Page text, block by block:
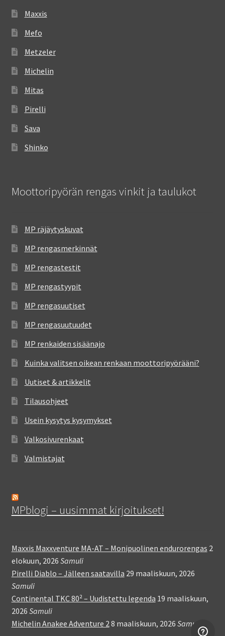
Maxxis
Mefo
Metzeler
Michelin
Mitas
Pirelli
Sava
Shinko
Moottoripyörän rengas vinkit ja taulukot
MP räjäytyskuvat
MP rengasmerkinnät
MP rengastestit
MP rengastyypit
MP rengasuutiset
MP rengasuutuudet
MP renkaiden sisäänajo
Kuinka valitsen oikean renkaan moottoripyörääni?
Uutiset & artikkelit
Tilausohjeet
Usein kysytys kysymykset
Valkosivurenkaat
Valmistajat
MPblogi – uusimmat kirjoitukset!
Maxxis Maxxventure MA-AT – Monipuolinen endurorengas 2
elokuun, 2026 Samuli
Pirelli Diablo – Jälleen saatavilla 29 maaliskuun, 2026
Samuli
Continental TKC 80² – Uudistettu legenda 19 maaliskuun,
2026 Samuli
Michelin Anakee Adventure 2 8 maaliskuun, 2026 Samuli